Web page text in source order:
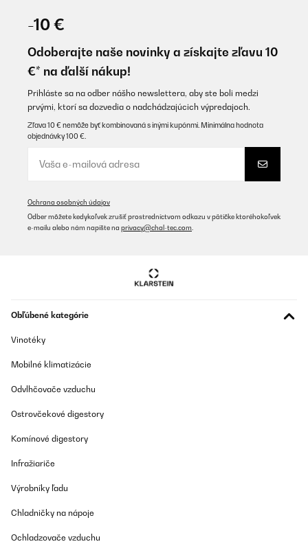
colorata e la possibilità di usarlo come lavagna.
Utente Amazon
Preložiť
OVERENÁ KONTROLA
Ottimo prodotto se messo vicino a dove si opera.
Preložiť
Beau produit fonctionnel et original.
Utilisateur d'Amazon
Preložiť
It’s easy to use, and looks good.
Utilisateur d'Amazon
Preložiť
TOP
-10 €
Odoberajte naše novinky a získajte zľavu 10
€* na ďalší nákup!
Prihláste sa na odber nášho newslettera, aby ste boli medzi
prvými, ktorí sa dozvedia o nadchádzajúcich výpredajoch.
Zľava 10 € nemôže byť kombinovaná s inými kupónmi. Minimálna hodnota
objednávky 100 €.
Ochrana osobných údajov
Odber môžete kedykoľvek zrušiť prostredníctvom odkazu v pätičke ktoréhokoľvek
e-mailu alebo nám napíšte na privacy@chal-tec.com
Obľúbené kategórie
Vinotéky
Mobilné klimatizácie
Odvlhčovače vzduchu
Ostrovčekové digestory
Komínové digestory
Infražiariče
Výrobníky ľadu
Chladničky na nápoje
Ochladzovače vzduchu